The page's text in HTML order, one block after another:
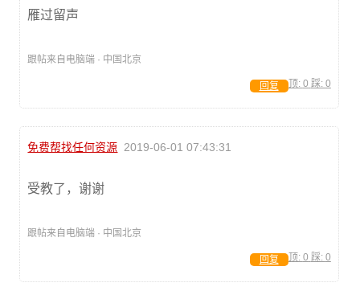
雁过留声
跟帖来自电脑端 · 中国北京
顶: 0 踩: 0
回复
免费帮找任何资源 2019-06-01 07:43:31
受教了，谢谢
跟帖来自电脑端 · 中国北京
顶: 0 踩: 0
回复